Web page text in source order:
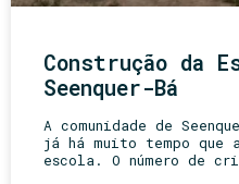
Construção da
Seenquer-Bá
A comunidade de
já há muito tempo que
escola. O número de